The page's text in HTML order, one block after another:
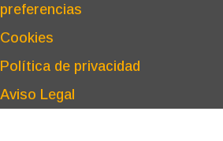
preferencias
Cookies
Política de privacidad
Aviso Legal